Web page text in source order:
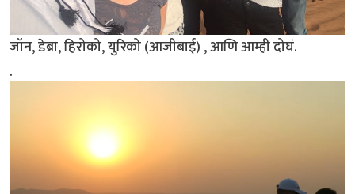
जॉन, डेब्रा, हिरोको, युरिको (आजीबाई) , आणि आम्ही दोघं.
.